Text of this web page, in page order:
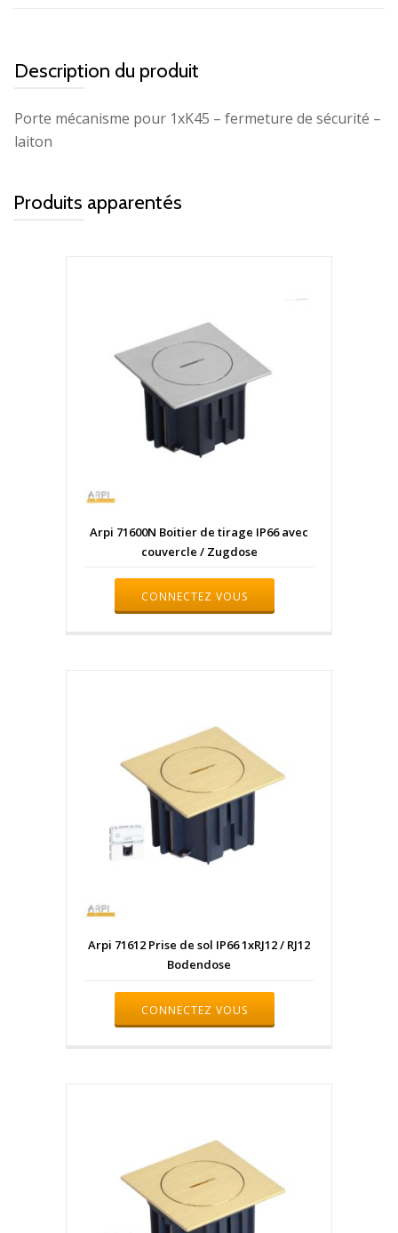
Description du produit
Porte mécanisme pour 1xK45 – fermeture de sécurité –
laiton
Produits apparentés
Arpi 71600N Boitier de tirage IP66 avec
couvercle / Zugdose
CONNECTEZ VOUS
Arpi 71612 Prise de sol IP66 1xRJ12 / RJ12
Bodendose
CONNECTEZ VOUS